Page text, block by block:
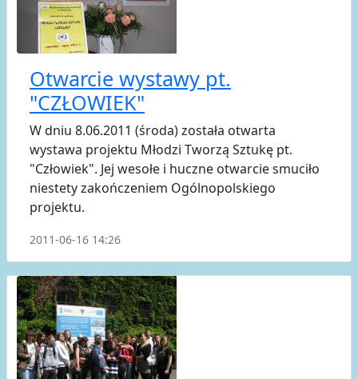
Otwarcie wystawy pt.
"CZŁOWIEK"
W dniu 8.06.2011 (środa) została otwarta
wystawa projektu Młodzi Tworzą Sztukę pt.
"Człowiek". Jej wesołe i huczne otwarcie smuciło
niestety zakończeniem Ogólnopolskiego
projektu.
2011-06-16 14:26